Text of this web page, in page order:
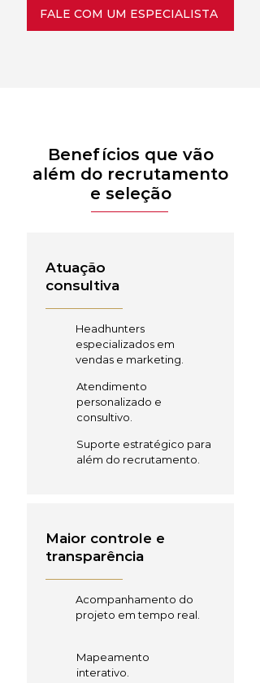
FALE COM UM ESPECIALISTA
Benefícios que vão
além do recrutamento
e seleção
Atuação
consultiva
Headhunters
especializados em
vendas e marketing.
Atendimento
personalizado e
consultivo.
Suporte estratégico para
além do recrutamento.
Maior controle e
transparência
Acompanhamento do
projeto em tempo real.
Mapeamento
interativo.